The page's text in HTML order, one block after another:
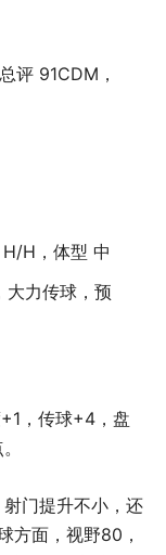
评 91CDM，
H，体型 中
大力传球，预
，传球+4，盘
门提升不小，还
方面，视野80，